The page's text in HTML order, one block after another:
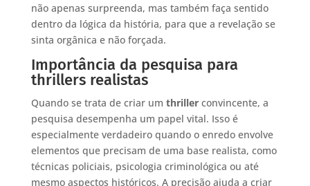
não apenas surpreenda, mas também faça sentido
dentro da lógica da história, para que a revelação se
sinta orgânica e não forçada.
Importância da pesquisa para
thrillers realistas
Quando se trata de criar um thrillerconvincente, a
pesquisa desempenha um papel vital. Isso é
especialmente verdadeiro quando o enredo envolve
elementos que precisam de uma base realista, como
técnicas policiais, psicologia criminológica ou até
mesmo aspectos históricos. A precisão ajuda a criar